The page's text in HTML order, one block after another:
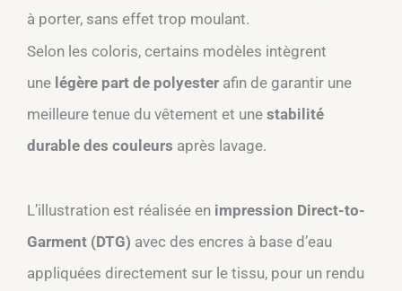
à porter, sans effet trop moulant.​
Selon les coloris, certains modèles intègrent
une légère part de polyester afin de garantir une
meilleure tenue du vêtement et une stabilité
durable des couleurs après lavage.​
L’illustration est réalisée en impression Direct-to-
Garment (DTG) avec des encres à base d’eau
appliquées directement sur le tissu, pour un rendu